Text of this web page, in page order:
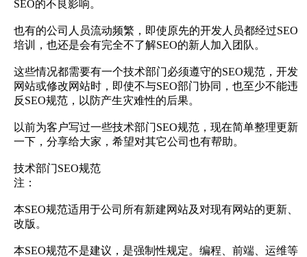
SEO的不良影响。
也有的公司人员流动频繁，即使原先的开发人员都经过SEO
培训，也还是会有完全不了解SEO的新人加入团队。
这些情况都需要有一个技术部门必须遵守的SEO规范，开发
网站或修改网站时，即使不与SEO部门协同，也至少不能违
反SEO规范，以防产生灾难性的后果。
以前为客户写过一些技术部门SEO规范，现在简单整理更新
一下，分享给大家，希望对其它公司也有帮助。
技术部门SEO规范
注：
本SEO规范适用于公司所有新建网站及对现有网站的更新、
改版。
本SEO规范不是建议，是强制性规定。编程、前端、运维等